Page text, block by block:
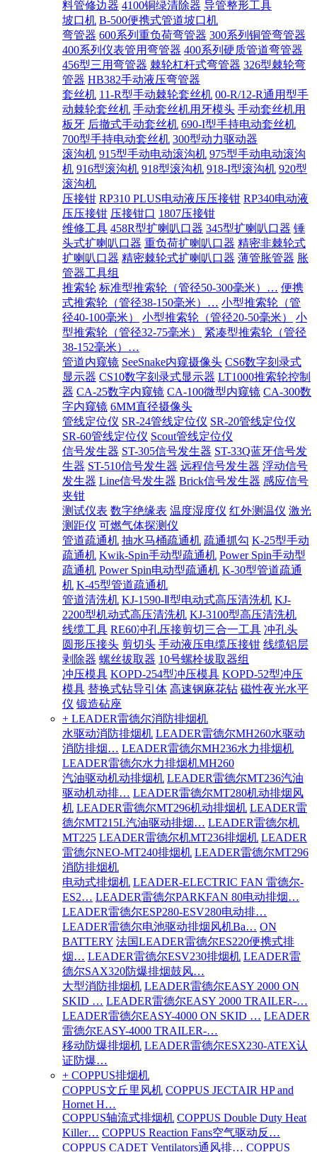
料管修边器 4100铜绿清除器 导管整形工具
坡口机 B-500便携式管道坡口机
弯管器 600系列重负荷弯管器 300系列铜管弯管器
400系列仪表管用弯管器 400系列硬质管道弯管器
456型三用弯管器 棘轮杠杆式弯管器 326型棘轮弯
管器 HB382手动液压弯管器
套丝机 11-R型手动棘轮套丝机 00-R/12-R通用型手
动棘轮套丝机 手动套丝机用牙模头 手动套丝机用
板牙 后撤式手动套丝机 690-I型手持电动套丝机
700型手持电动套丝机 300型动力驱动器
滚沟机 915型手动电动滚沟机 975型手动电动滚沟
机 916型滚沟机 918型滚沟机 918-I型滚沟机 920型
滚沟机
压接钳 RP310 PLUS电动液压压接钳 RP340电动液
压压接钳 压接钳口 1807压接钳
维修工具 458R型扩喇叭口器 345型扩喇叭口器 锤
头式扩喇叭口器 重负荷扩喇叭口器 精密非棘轮式
扩喇叭口器 精密棘轮式扩喇叭口器 薄管胀管器 胀
管器工具组
推索轮 标准型推索轮（管径50-300毫米）… 便携
式推索轮（管径38-150毫米）… 小型推索轮（管
径40-100毫米）
小型推索轮（管径20-50毫米）
小
型推索轮（管径32-75毫米）
紧凑型推索轮（管径
38-152毫米）…
管道内窥镜 SeeSnake内窥摄像头 CS6数字刻录式
显示器 CS10数字刻录式显示器 LT1000推索轮控制
器 CA-25数字内窥镜 CA-100微型内窥镜 CA-300数
字内窥镜 6MM直径摄像头
管线定位仪 SR-24管线定位仪 SR-20管线定位仪
SR-60管线定位仪 Scout管线定位仪
信号发生器 ST-305信号发生器 ST-33Q蓝牙信号发
生器 ST-510信号发生器 远程信号发生器 浮动信号
发生器 Line信号发生器 Brick信号发生器 感应信号
夹钳
测试仪表 数字绝缘表 温度湿度仪 红外测温仪 激光
测距仪 可燃气体探测仪
管道疏通机 抽水马桶疏通机 疏通抓勾 K-25型手动
疏通机 Kwik-Spin手动型疏通机 Power Spin手动型
疏通机 Power Spin电动型疏通机 K-30型管道疏通
机 K-45型管道疏通机
管道清洗机 KJ-1590-Ⅱ型电动式高压清洗机 KJ-
2200型机动式高压清洗机 KJ-3100型高压清洗机
线缆工具 RE60冲孔压接剪切三合一工具 冲孔头
圆形压接头 剪切头 手动液压电缆压接钳 线缆铝层
剥除器 螺丝拔取器 10号螺栓拔取器组
冲压模具 KOPD-254型冲压模具 KOPD-52型冲压
模具 替换式钻导引体 高速钢麻花钻 磁性夜光水平
仪 锻造砧座
+ LEADER雷德尔消防排烟机
水驱动消防排烟机 LEADER雷德尔MH260水驱动
消防排烟… LEADER雷德尔MH236水力排烟机
LEADER雷德尔水力排烟机MH260
汽油驱动机动排烟机 LEADER雷德尔MT236汽油
驱动机动排… LEADER雷德尔MT280机动排烟风
机 LEADER雷德尔MT296机动排烟机 LEADER雷
德尔MT215L汽油驱动排烟… LEADER雷德尔机
MT225 LEADER雷德尔机MT236排烟机 LEADER
雷德尔NEO-MT240排烟机 LEADER雷德尔MT296
消防排烟机
电动式排烟机 LEADER-ELECTRIC FAN 雷德尔-
ES2… LEADER雷德尔PARKFAN 80电动排烟…
LEADER雷德尔ESP280-ESV280电动排…
LEADER雷德尔电池驱动排烟风机Ba… ON
BATTERY 法国LEADER雷德尔ES220便携式排
烟… LEADER雷德尔ESV230排烟机 LEADER雷
德尔SAX320防爆排烟鼓风…
大型消防排烟机 LEADER雷德尔EASY 2000 ON
SKID … LEADER雷德尔EASY 2000 TRAILER-…
LEADER雷德尔EASY-4000 ON SKID … LEADER
雷德尔EASY-4000 TRAILER-…
移动防爆排烟机 LEADER雷德尔ESX230-ATEX认
证防爆…
+ COPPUS排烟机
COPPUS文丘里风机 COPPUS JECTAIR HP and
Hornet H…
COPPUS轴流式排烟机 COPPUS Double Duty Heat
Killer… COPPUS Reaction Fans空气驱动反…
COPPUS CADET Ventilators通风排… COPPUS